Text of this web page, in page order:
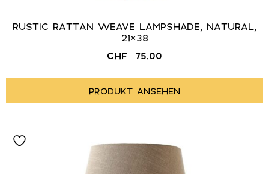
RUSTIC RATTAN WEAVE LAMPSHADE, NATURAL,
21×38
CHF
75.00
PRODUKT ANSEHEN